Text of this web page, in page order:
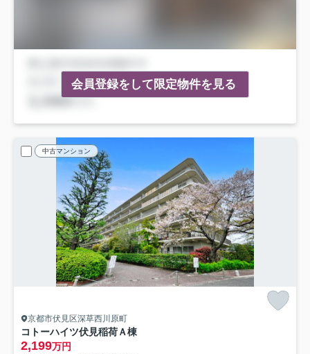
会員登録をして限定物件を見る
中古マンション
京都市伏見区深草西川原町
コトーハイツ伏見稲荷Ａ棟
2,199万円